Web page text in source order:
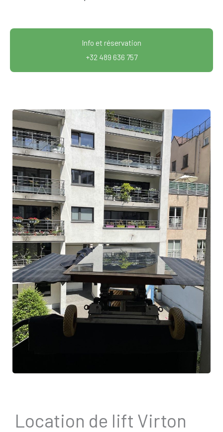
Info et réservation
+32 489 636 757
Location de lift Virton